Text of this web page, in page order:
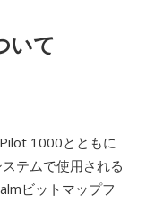
いて
1000とともに
テムで使用される
ビットマップフ